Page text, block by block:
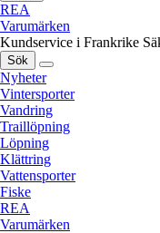
REA
Varumärken
Kundservice i Frankrike
Sök
Nyheter
Vintersporter
Vandring
Traillöpning
Löpning
Klättring
Vattensporter
Fiske
REA
Varumärken